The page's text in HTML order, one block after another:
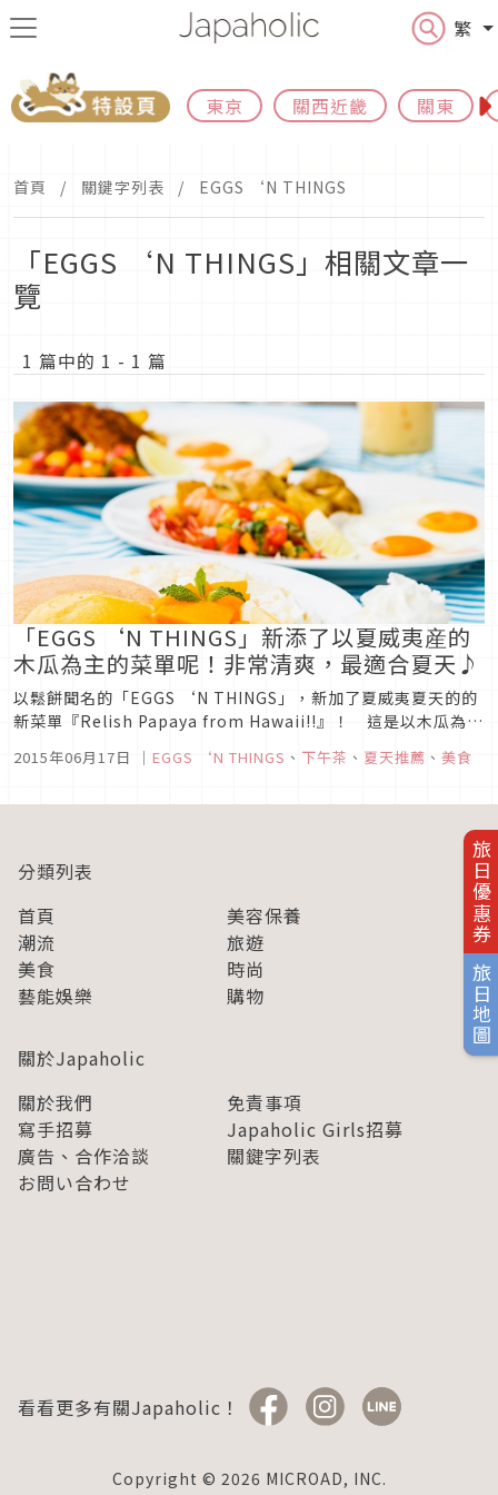
繁
東京 關西近畿 關東
旅日優惠券
旅日地圖
首頁 關鍵字列表 EGGS ‘N THINGS
「EGGS ‘N THINGS」相關文章一
覽
1 篇中的 1 - 1 篇
「EGGS ‘N THINGS」新添了以夏威夷産的
木瓜為主的菜單呢！非常清爽，最適合夏天♪
以鬆餅聞名的「EGGS ‘N THINGS」，新加了夏威夷夏天的的
新菜單『Relish Papaya from Hawaii!!』！ 這是以木瓜為主
的菜單，與炎炎夏日非常的搭配哦。【使用的是最高級的木瓜】
在6月16日（二）～8月31日（一）的期間限定提供菜單上，他
2015年06月17日 ｜ EGGS ‘N THINGS 、 下午茶 、 夏天推薦 、 美食
分類列表
首頁
美容保養
潮流
旅遊
美食
時尚
藝能娛樂
購物
關於Japaholic
關於我們
免責事項
寫手招募
Japaholic Girls招募
廣告、合作洽談
關鍵字列表
お問い合わせ
看看更多有關Japaholic！
Copyright © 2026 MICROAD, INC.